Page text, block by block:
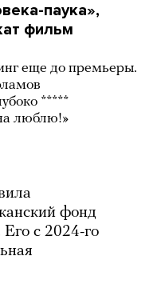
паука»,
фильм
еще до премьеры.
*****
люблю!»
фонд
с 2024-го